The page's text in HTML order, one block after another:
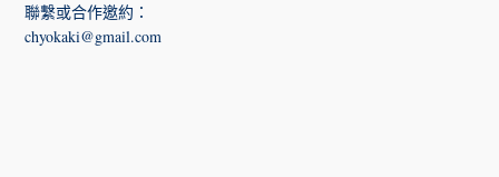
聯繫或合作邀約 ：
chyokaki@gmail.com